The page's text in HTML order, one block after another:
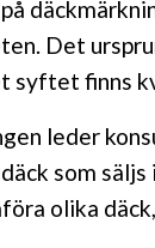
Det
syftet finns
leder
som
olika däck,